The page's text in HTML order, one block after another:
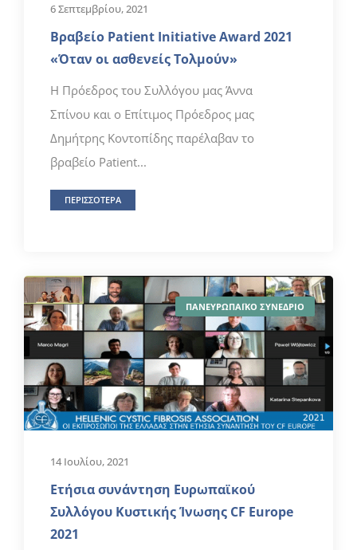
6 Σεπτεμβρίου, 2021
Βραβείο Patient Initiative Award 2021
«Όταν οι ασθενείς Τολμούν»
H Πρόεδρος του Συλλόγου μας Άννα
Σπίνου και ο Επίτιμος Πρόεδρος μας
Δημήτρης Κοντοπίδης παρέλαβαν το
βραβείο Patient...
ΠΕΡΙΣΣΟΤΕΡΑ
ΠΑΝΕΥΡΩΠΑΪΚΟ ΣΥΝΕΔΡΙΟ
14 Ιουλίου, 2021
Ετήσια συνάντηση Ευρωπαϊκού
Συλλόγου Κυστικής Ίνωσης CF Europe
2021